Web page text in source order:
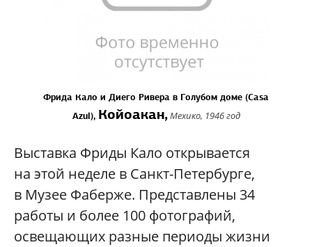
Фрида Кало и Диего Ривера в Голубом доме (Casa
Azul), Койоакан,Мехико, 1946 год
Выставка Фриды Кало открывается
на этой неделе в Санкт-Петербурге,
в Музее Фаберже. Представлены 34
работы и более 100 фотографий,
освещающих разные периоды жизни